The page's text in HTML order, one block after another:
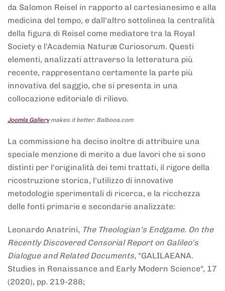
da Salomon Reisel in rapporto al cartesianesimo e alla
medicina del tempo, e dall'altro sottolinea la centralità
della figura di Reisel come mediatore tra la Royal
Society e l'Academia Naturæ Curiosorum. Questi
elementi, analizzati attraverso la letteratura più
recente, rappresentano certamente la parte più
innovativa del saggio, che si presenta in una
collocazione editoriale di rilievo.
Joomla Gallerymakes it better. Balbooa.com
La commissione ha deciso inoltre di attribuire una
speciale menzione di merito a due lavori che si sono
distinti per l'originalità dei temi trattati, il rigore della
ricostruzione storica, l'utilizzo di innovative
metodologie sperimentali di ricerca, e la ricchezza
delle fonti primarie e secondarie analizzate:
Leonardo Anatrini, The Theologian's Endgame. On the
Recently Discovered Censorial Report on Galileo's
Dialogue and Related Documents, "GALILAEANA.
Studies in Renaissance and Early Modern Science", 17
(2020), pp. 219-288;